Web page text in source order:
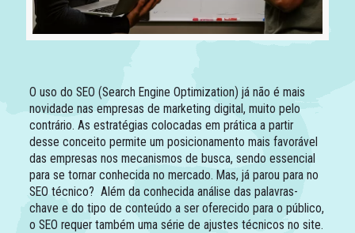
O uso do SEO (Search Engine Optimization) já não é mais
novidade nas empresas de marketing digital, muito pelo
contrário. As estratégias colocadas em prática a partir
desse conceito permite um posicionamento mais favorável
das empresas nos mecanismos de busca, sendo essencial
para se tornar conhecida no mercado. Mas, já parou para no
SEO técnico? Além da conhecida análise das palavras-
chave e do tipo de conteúdo a ser oferecido para o público,
o SEO requer também uma série de ajustes técnicos no site.